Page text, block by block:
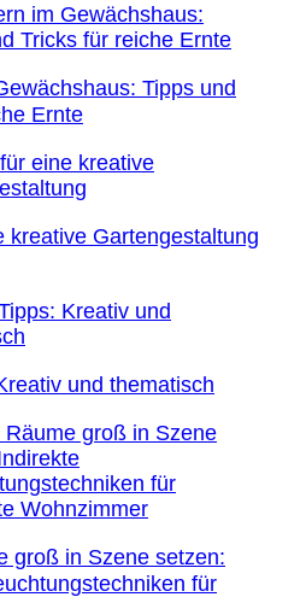
Tipps und
Ernte
kreative Gartengestaltung
und thematisch
groß in Szene setzen:
für